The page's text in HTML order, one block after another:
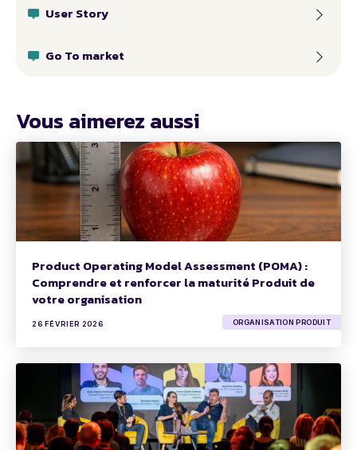
User Story
Go To market
Vous aimerez aussi
Product Operating Model Assessment (POMA) :
Comprendre et renforcer la maturité Produit de
votre organisation
26 FÉVRIER 2026 ORGANISATION PRODUIT